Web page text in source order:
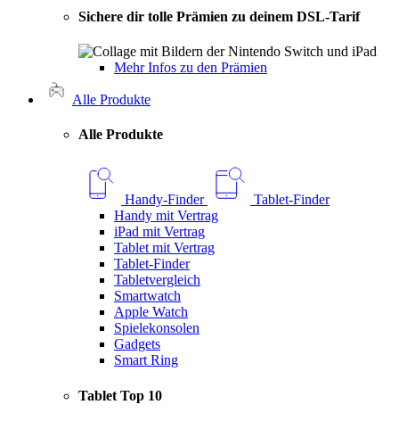
Sichere dir tolle Prämien zu deinem DSL-Tarif
Mehr Infos zu den Prämien
Alle Produkte
Alle Produkte
Handy-Finder
Tablet-Finder
Handy mit Vertrag
iPad mit Vertrag
Tablet mit Vertrag
Tablet-Finder
Tabletvergleich
Smartwatch
Apple Watch
Spielekonsolen
Gadgets
Smart Ring
Tablet Top 10